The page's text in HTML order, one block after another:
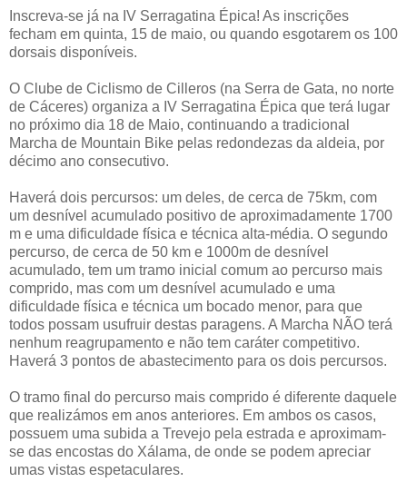
Inscreva-se já na IV Serragatina Épica! As inscrições
fecham em quinta, 15 de maio, ou quando esgotarem os 100
dorsais disponíveis.
O Clube de Ciclismo de Cilleros (na Serra de Gata, no norte
de Cáceres) organiza a IV Serragatina Épica que terá lugar
no próximo dia 18 de Maio, continuando a tradicional
Marcha de Mountain Bike pelas redondezas da aldeia, por
décimo ano consecutivo.
Haverá dois percursos: um deles, de cerca de 75km, com
um desnível acumulado positivo de aproximadamente 1700
m e uma dificuldade física e técnica alta-média. O segundo
percurso, de cerca de 50 km e 1000m de desnível
acumulado, tem um tramo inicial comum ao percurso mais
comprido, mas com um desnível acumulado e uma
dificuldade física e técnica um bocado menor, para que
todos possam usufruir destas paragens. A Marcha NÃO terá
nenhum reagrupamento e não tem caráter competitivo.
Haverá 3 pontos de abastecimento para os dois percursos.
O tramo final do percurso mais comprido é diferente daquele
que realizámos em anos anteriores. Em ambos os casos,
possuem uma subida a Trevejo pela estrada e aproximam-
se das encostas do Xálama, de onde se podem apreciar
umas vistas espetaculares.